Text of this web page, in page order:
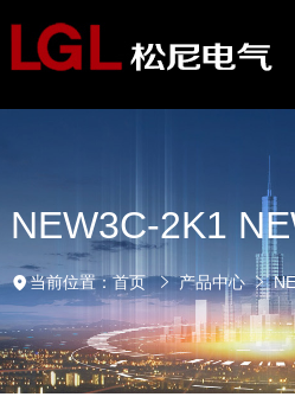
NEW3C-2K1
当前位置：首页 产品中心